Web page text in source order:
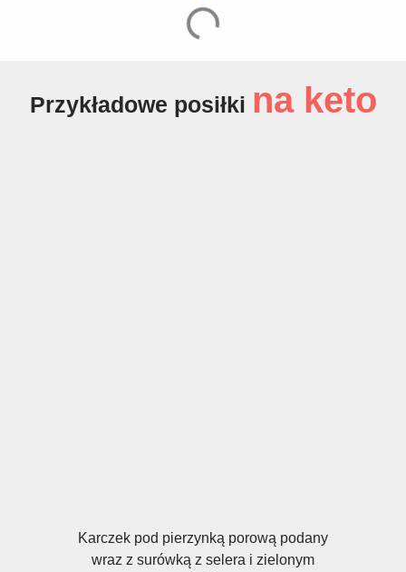
Przykładowe posiłki na keto
Karczek pod pierzynką porową podany
wraz z surówką z selera i zielonym